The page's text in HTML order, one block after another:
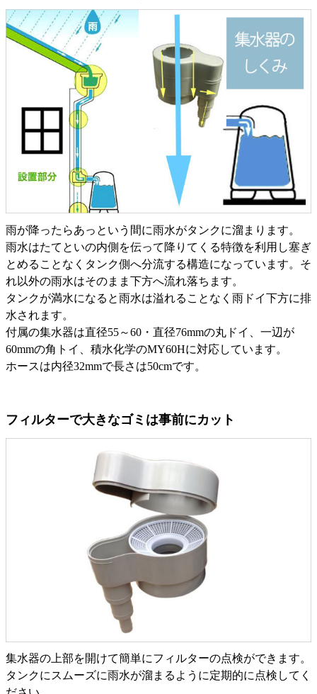
雨が降ったらあっという間に雨水がタンクに溜まります。
雨水はたてといの内側を伝って降りてくる特徴を利用し塞ぎ
とめることなくタンク側へ分流する構造になっています。そ
れ以外の雨水はそのまま下方へ流れ落ちます。
タンクが満水になると雨水は溢れることなく雨ドイ下方に排
水されます。
付属の集水器は直径55～60・直径76mmの丸ドイ、一辺が
60mmの角トイ、積水化学のMY60Hに対応しています。
ホースは内径32mmで長さは50cmです。
フィルターで大きなゴミは事前にカット
集水器の上部を開けて簡単にフィルターの点検ができます。
タンクにスムーズに雨水が溜まるように定期的に点検してく